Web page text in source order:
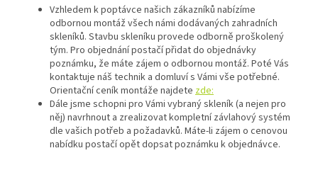
Vzhledem k poptávce našich zákazníků nabízíme
odbornou montáž všech námi dodávaných zahradních
skleníků. Stavbu skleníku provede odborně proškolený
tým. Pro objednání postačí přidat do objednávky
poznámku, že máte zájem o odbornou montáž. Poté Vás
kontaktuje náš technik a domluví s Vámi vše potřebné.
Orientační ceník montáže najdete zde:
Dále jsme schopni pro Vámi vybraný skleník (a nejen pro
něj) navrhnout a zrealizovat kompletní závlahový systém
dle vašich potřeb a požadavků. Máte-li zájem o cenovou
nabídku postačí opět dopsat poznámku k objednávce.